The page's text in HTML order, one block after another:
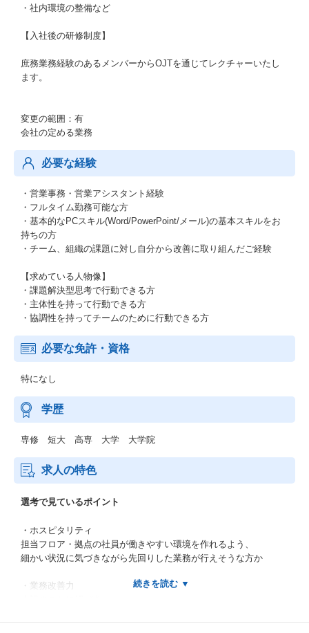
・社内環境の整備など
【入社後の研修制度】
庶務業務経験のあるメンバーからOJTを通じてレクチャーいたし
ます。
変更の範囲：有
会社の定める業務
必要な経験
・営業事務・営業アシスタント経験
・フルタイム勤務可能な方
・基本的なPCスキル(Word/PowerPoint/メール)の基本スキルをお
持ちの方
・チーム、組織の課題に対し自分から改善に取り組んだご経験
【求めている人物像】
・課題解決型思考で行動できる方
・主体性を持って行動できる方
・協調性を持ってチームのために行動できる方
必要な免許・資格
特になし
学歴
専修 短大 高専 大学 大学院
求人の特色
選考で見ているポイント
・ホスピタリティ
担当フロア・拠点の社員が働きやすい環境を作れるよう、
細かい状況に気づきながら先回りした業務が行えそうな方か
・業務改善力